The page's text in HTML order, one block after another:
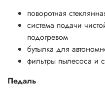
поворотная
система подачи
подогревом
бутылка для
фильтры пылесоса и
Педаль